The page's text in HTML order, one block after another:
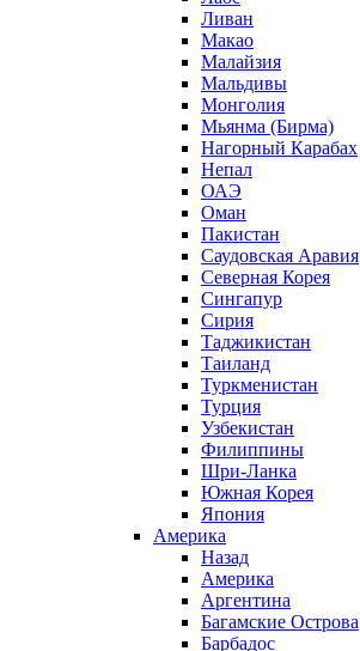
Ливан
Макао
Малайзия
Мальдивы
Монголия
Мьянма (Бирма)
Нагорный Карабах
Непал
ОАЭ
Оман
Пакистан
Саудовская Аравия
Северная Корея
Сингапур
Сирия
Таджикистан
Таиланд
Туркменистан
Турция
Узбекистан
Филиппины
Шри-Ланка
Южная Корея
Япония
Америка
Назад
Америка
Аргентина
Багамские Острова
Барбадос